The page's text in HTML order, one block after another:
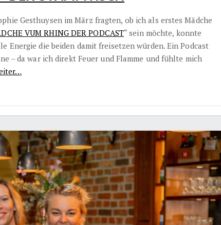
Gesthuysen im März fragten, ob ich als erstes Mädche
VUM RHING DER PODCAST“ sein möchte, konnte
Energie die beiden damit freisetzen würden. Ein Podcast
– da war ich direkt Feuer und Flamme und fühlte mich